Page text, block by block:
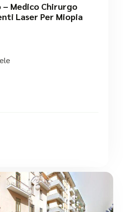
– Medico Chirurgo
Laser Per Miopia